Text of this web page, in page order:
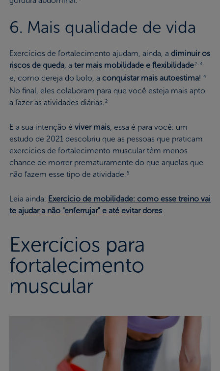
6. Mais qualidade de vida
Exercícios de fortalecimento ajudam, ainda, a diminuir os
riscos de queda, a ter mais mobilidade e flexibilidade2-4
e, como cereja do bolo, a conquistar mais autoestima! 4
No final, eles colaboram para que você esteja mais apto
a fazer as atividades diárias. 2
E a sua intenção é viver mais, essa é para você: um
estudo de 2021 descobriu que as pessoas que praticam
exercícios de fortalecimento muscular têm menos
chance de morrer prematuramente do que aquelas que
não fazem esse tipo de atividade. 5
Leia ainda: Exercício de mobilidade: como esse treino vai
te ajudar a não "enferrujar" e até evitar dores
Exercícios para
fortalecimento
muscular